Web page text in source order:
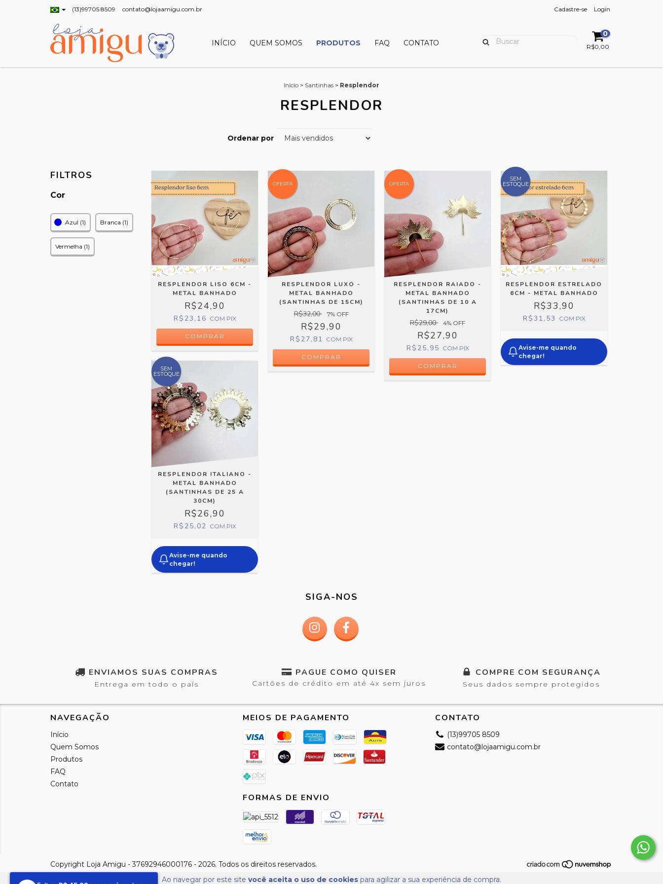
Ao navegar por este site você aceita o uso de cookies para agilizar a sua experiência de compra.
(13)99705 8509 contato@lojaamigu.com.br Cadastre-se Login
INÍCIO QUEM SOMOS PRODUTOS FAQ CONTATO
0
R$0,00
Início > Santinhas > Resplendor
RESPLENDOR
Ordenar por
FILTROS
Cor
Azul (1) Branca (1)
Vermelha (1)
RESPLENDOR LISO 6CM -
METAL BANHADO
R$24,90
R$23,16 COM PIX
OFERTA
RESPLENDOR LUXO -
METAL BANHADO
(SANTINHAS DE 15CM)
R$32,00 7% OFF
R$29,90
R$27,81 COM PIX
OFERTA
RESPLENDOR RAIADO -
METAL BANHADO
(SANTINHAS DE 10 A
17CM)
R$29,00 4% OFF
R$27,90
R$25,95 COM PIX
SEM
ESTOQUE
RESPLENDOR ESTRELADO
6CM - METAL BANHADO
R$33,90
R$31,53 COM PIX
Avise-me quando
chegar!
SEM
ESTOQUE
RESPLENDOR ITALIANO -
METAL BANHADO
(SANTINHAS DE 25 A
30CM)
R$26,90
R$25,02 COM PIX
Avise-me quando
chegar!
SIGA-NOS
ENVIAMOS SUAS COMPRAS
Entrega em todo o país
PAGUE COMO QUISER
Cartões de crédito em até 4x sem juros
COMPRE COM SEGURANÇA
Seus dados sempre protegidos
NAVEGAÇÃO
Início
Quem Somos
Produtos
FAQ
Contato
MEIOS DE PAGAMENTO
FORMAS DE ENVIO
CONTATO
(13)99705 8509
contato@lojaamigu.com.br
Copyright Loja Amigu - 37692946000176 - 2026. Todos os direitos reservados.